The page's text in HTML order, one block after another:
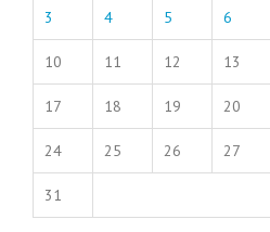
3 4 5 6
10 11 12 13
17 18 19 20
24 25 26 27
31